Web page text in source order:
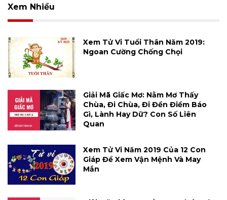
Xem Nhiều
Xem Tử Vi Tuổi Thân Năm 2019:
Ngoan Cường Chống Chọi
Giải Mã Giấc Mơ: Nằm Mơ Thấy
Chùa, Đi Chùa, Đi Đền Điềm Báo
Gì, Lành Hay Dữ? Con Số Liên
Quan
Xem Tử Vi Năm 2019 Của 12 Con
Giáp Để Xem Vận Mệnh Và May
Mắn